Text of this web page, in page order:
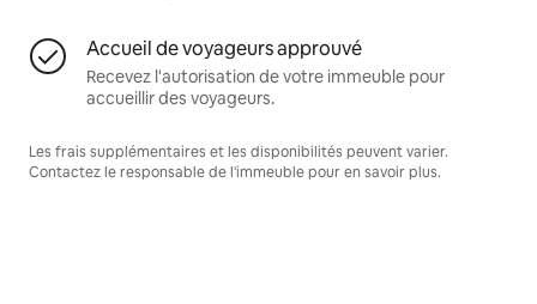
Accueil de voyageurs approuvé
Recevez l'autorisation de votre immeuble pour
accueillir des voyageurs.
Les frais supplémentaires et les disponibilités peuvent varier.
Contactez le responsable de l'immeuble pour en savoir plus.